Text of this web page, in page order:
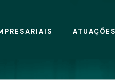
ATUAÇÕES